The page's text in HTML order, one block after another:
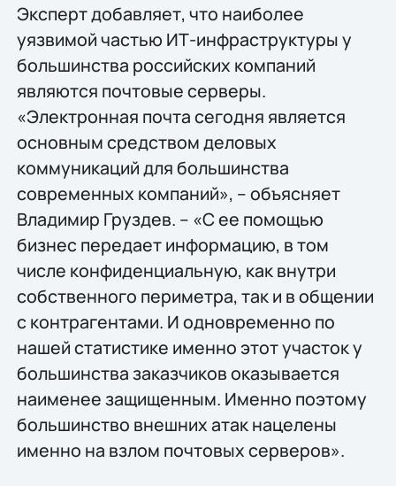
Эксперт добавляет, что наиболее
уязвимой частью ИТ-инфраструктуры у
большинства российских компаний
являются почтовые серверы.
«Электронная почта сегодня является
основным средством деловых
коммуникаций для большинства
современных компаний», – объясняет
Владимир Груздев. – «С ее помощью
бизнес передает информацию, в том
числе конфиденциальную, как внутри
собственного периметра, так и в общении
с контрагентами. И одновременно по
нашей статистике именно этот участок у
большинства заказчиков оказывается
наименее защищенным. Именно поэтому
большинство внешних атак нацелены
именно на взлом почтовых серверов».